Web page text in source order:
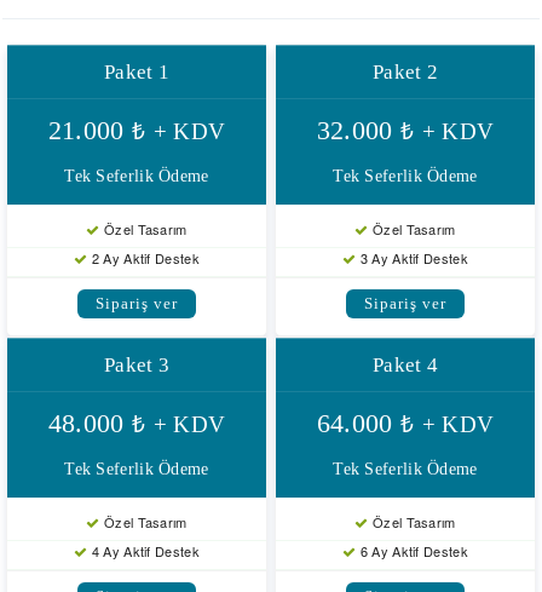
Paket 1
21.000 ₺ + KDV
Tek Seferlik Ödeme
Özel Tasarım
2 Ay Aktif Destek
Sipariş ver
Paket 2
32.000 ₺ + KDV
Tek Seferlik Ödeme
Özel Tasarım
3 Ay Aktif Destek
Sipariş ver
Paket 3
48.000 ₺ + KDV
Tek Seferlik Ödeme
Özel Tasarım
4 Ay Aktif Destek
Paket 4
64.000 ₺ + KDV
Tek Seferlik Ödeme
Özel Tasarım
6 Ay Aktif Destek